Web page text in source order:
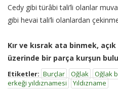
Cedy gibi türâbi tali’li olanlar
gibi hevai tali’li olanlardan
Kır ve kısrak ata binmek,
üzerinde bir parça kurşun
Etiketler: Burçlar Oğlak Oğlak
erkeği yıldıznamesi
Yıldızname